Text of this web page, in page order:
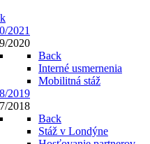
2021
2020
Back
Interné usmernenia
Mobilitná stáž
2019
2018
Back
Stáž v Londýne